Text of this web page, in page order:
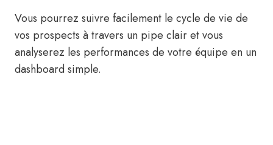
Vous pourrez suivre facilement le cycle de vie de
vos prospects à travers un pipe clair et vous
analyserez les performances de votre équipe en un
dashboard simple.